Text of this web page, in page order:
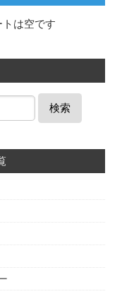
トは空です
検索